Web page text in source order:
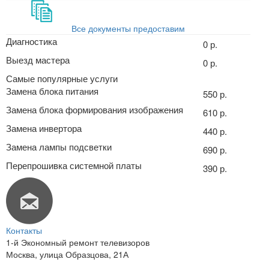
Все документы предоставим
Диагностика
0 р.
Выезд мастера
0 р.
Самые популярные услуги
Замена блока питания
550 р.
Замена блока формирования изображения
610 р.
Замена инвертора
440 р.
Замена лампы подсветки
690 р.
Перепрошивка системной платы
390 р.
Контакты
1-й Экономный ремонт телевизоров
Москва, улица Образцова, 21А